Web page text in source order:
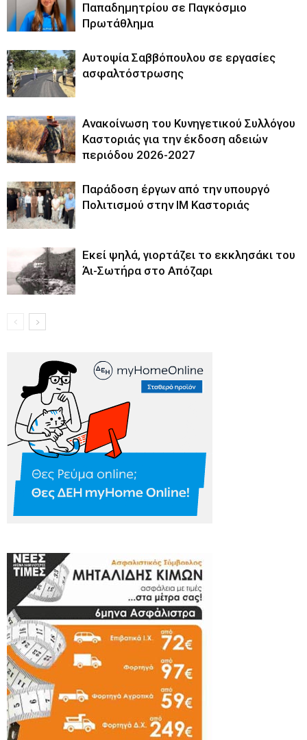
Παπαδημητρίου σε Παγκόσμιο
Πρωτάθλημα
Αυτοψία Σαββόπουλου σε εργασίες
ασφαλτόστρωσης
Ανακοίνωση του Κυνηγετικού Συλλόγου
Καστοριάς για την έκδοση αδειών
περιόδου 2026-2027
Παράδοση έργων από την υπουργό
Πολιτισμού στην ΙΜ Καστοριάς
Εκεί ψηλά, γιορτάζει το εκκλησάκι του
Άι-Σωτήρα στο Απόζαρι